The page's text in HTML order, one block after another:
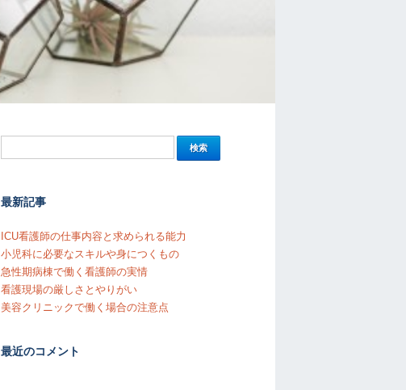
最新記事
ICU看護師の仕事内容と求められる能力
小児科に必要なスキルや身につくもの
急性期病棟で働く看護師の実情
看護現場の厳しさとやりがい
美容クリニックで働く場合の注意点
最近のコメント